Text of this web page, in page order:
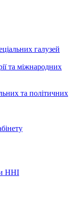
галузей
та міжнародних
та політичних
ННІ